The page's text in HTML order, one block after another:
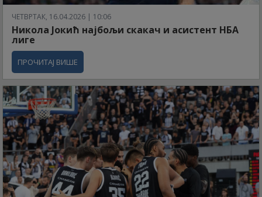
ЧЕТВРТАК, 16.04.2026 | 10:06
Никола Јокић најбољи скакач и асистент НБА
лиге
ПРОЧИТАЈ ВИШЕ